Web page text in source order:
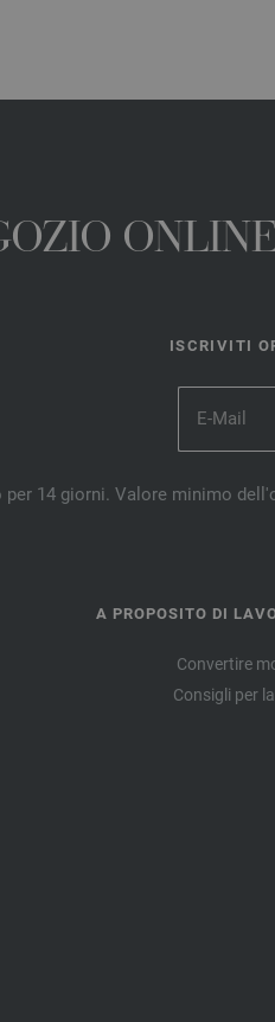
ISCRIVITI
per 14 giorni. Valore minimo
A PROPOSITO DI
Convertire
Consigli per